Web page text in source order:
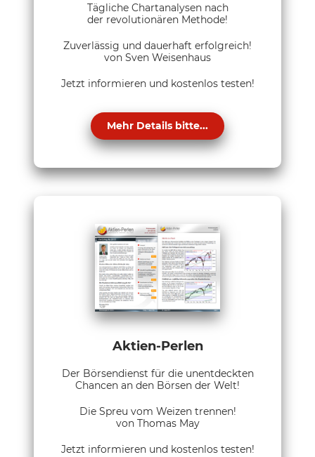
Tägliche Chartanalysen nach
der revolutionären Methode!
Zuverlässig und dauerhaft erfolgreich!
von Sven Weisenhaus
Jetzt informieren und kostenlos testen!
Mehr Details bitte...
Aktien-Perlen
Der Börsendienst für die unentdeckten
Chancen an den Börsen der Welt!
Die Spreu vom Weizen trennen!
von Thomas May
Jetzt informieren und kostenlos testen!